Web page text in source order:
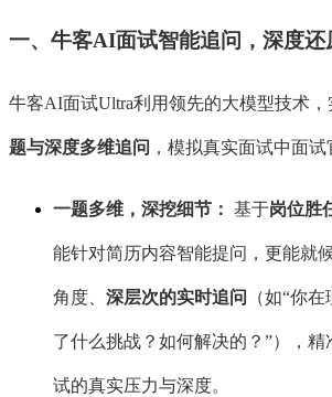
一、牛客AI面试智能追问，深度还
牛客AI面试Ultra利用领先的大模型技术，
题与深度多维追问 ，模拟真实面试中面试
一题多维，深挖细节： 基于岗位胜
能针对简历内容智能提问，更能就
角度、 深层次的实时追问 （如“你在
了什么挑战？如何解决的？”），
试的真实压力与深度。